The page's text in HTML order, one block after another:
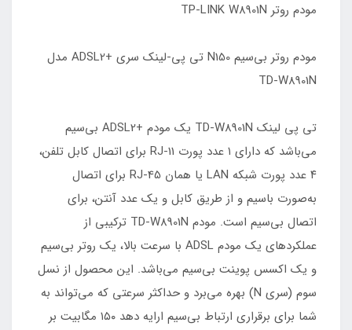
مودم روتر TP-LINK W8901N
مودم روتر بی‌سیم N150 تی پی-لینک سری +ADSL2 مدل
TD-W8901N
تی پی لینک TD-W8901N یک مودم +ADSL2 بی‌سیم
می‌باشد که دارای ۱ عدد پورت RJ-11 برای اتصال کابل تلفن،
۴ عدد پورت شبکه LAN یا همان RJ-45 برای اتصال
به‌صورت باسیم و از طریق کابل و یک عدد آنتن، برای
اتصال بی‌سیم است. مودم TD-W8901N ترکیبی از
عملکردهای یک مودم ADSL با سرعت بالا، یک روتر بی‌سیم
و یک اکسس پوینت بی‌سیم می‌باشد. این محصول از نسل
سوم (سری N) بهره می‌برد و حداکثر سرعتی که می‌تواند به
شما برای برقراری ارتباط بی‌سیم ارایه دهد ۱۵۰ مگابیت بر